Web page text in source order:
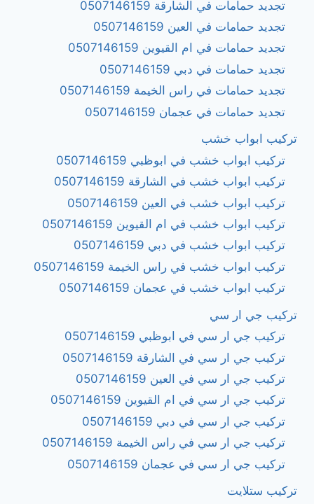
تجديد حمامات في الشارقة 0507146159
تجديد حمامات في العين 0507146159
تجديد حمامات في ام القيوين 0507146159
تجديد حمامات في دبي 0507146159
تجديد حمامات في راس الخيمة 0507146159
تجديد حمامات في عجمان 0507146159
تركيب ابواب خشب
تركيب ابواب خشب في ابوظبي 0507146159
تركيب ابواب خشب في الشارقة 0507146159
تركيب ابواب خشب في العين 0507146159
تركيب ابواب خشب في ام القيوين 0507146159
تركيب ابواب خشب في دبي 0507146159
تركيب ابواب خشب في راس الخيمة 0507146159
تركيب ابواب خشب في عجمان 0507146159
تركيب جي ار سي
تركيب جي ار سي في ابوظبي 0507146159
تركيب جي ار سي في الشارقة 0507146159
تركيب جي ار سي في العين 0507146159
تركيب جي ار سي في ام القيوين 0507146159
تركيب جي ار سي في دبي 0507146159
تركيب جي ار سي في راس الخيمة 0507146159
تركيب جي ار سي في عجمان 0507146159
تركيب ستلايت